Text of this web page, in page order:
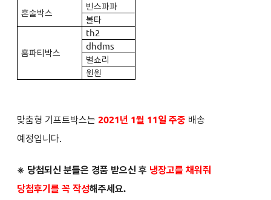
혼술박스
빈스파파
볼타
홈파티박스
th2
dhdms
별쇼리
원원
맞춤형 기프트박스는 2021년 1월 11일 주중 배송
예정입니다.
※ 당첨되신 분들은 경품 받으신 후 냉장고를 채워줘
당첨후기를 꼭 작성해주세요.